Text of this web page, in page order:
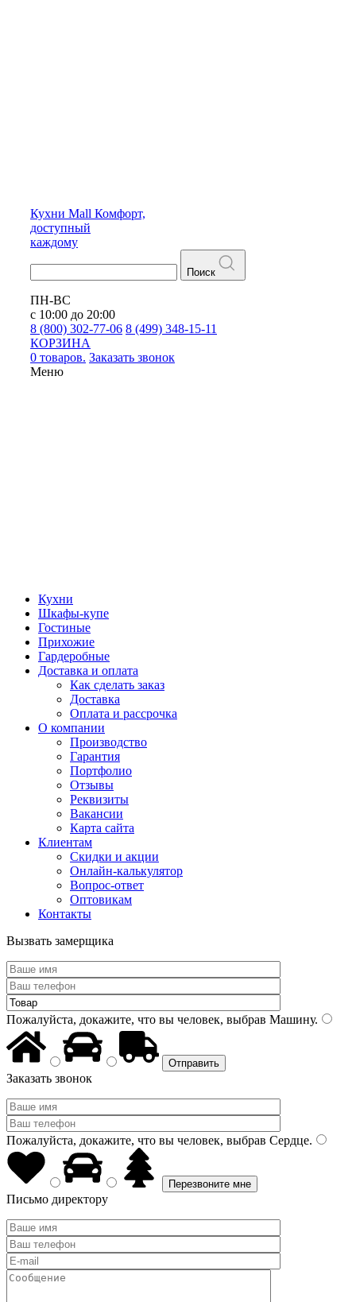
Кухни Mall Комфорт,
доступный
каждому
Поиск
ПН-ВС
с 10:00 до 20:00
8 (800) 302-77-06 8 (499) 348-15-11
КОРЗИНА
0 товаров. Заказать звонок
Меню
Кухни
Шкафы-купе
Гостиные
Прихожие
Гардеробные
Доставка и оплата
Как сделать заказ
Доставка
Оплата и рассрочка
О компании
Производство
Гарантия
Портфолио
Отзывы
Реквизиты
Вакансии
Карта сайта
Клиентам
Скидки и акции
Онлайн-калькулятор
Вопрос-ответ
Оптовикам
Контакты
Вызвать замерщика
Пожалуйста, докажите, что вы человек, выбрав Машину.
Заказать звонок
Пожалуйста, докажите, что вы человек, выбрав Сердце.
Письмо директору